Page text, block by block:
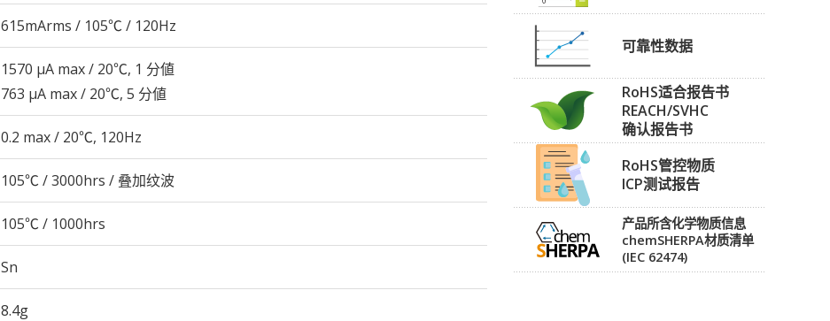
615mArms / 105℃ / 120Hz
1570 μA max / 20℃, 1 分値
763 μA max / 20℃, 5 分値
0.2 max / 20℃, 120Hz
105℃ / 3000hrs / 叠加纹波
105℃ / 1000hrs
Sn
8.4g
可靠性数据
RoHS适合报告书
REACH/SVHC
确认报告书
RoHS管控物质
ICP测试报告
产品所含化学物质信息
chemSHERPA材质清单
(IEC 62474)